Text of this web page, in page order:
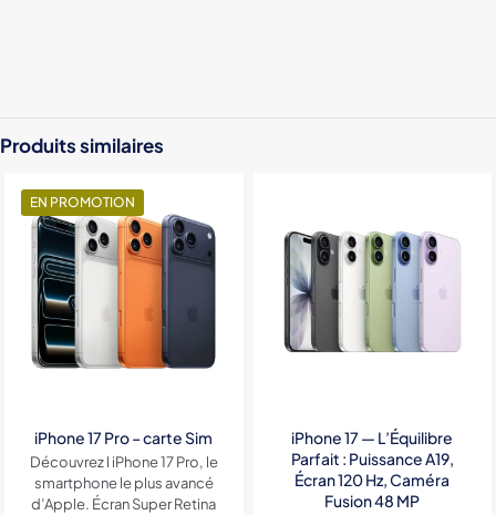
Produits similaires
EN PROMOTION
iPhone 17 Pro – carte Sim
Découvrez l iPhone 17 Pro, le
smartphone le plus avancé
d’Apple. Écran Super Retina
iPhone 17 — L’Équilibre
Parfait : Puissance A19,
Écran 120 Hz, Caméra
Fusion 48 MP